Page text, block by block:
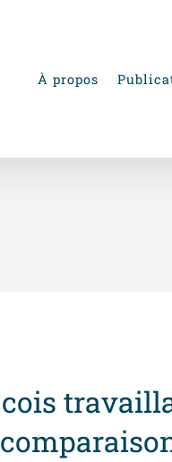
À propos